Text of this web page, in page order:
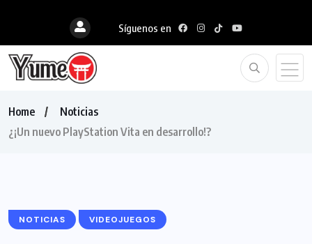
Síguenos en
Home
Noticias
¿¡Un nuevo PlayStation Vita en desarrollo!?
NOTICIAS VIDEOJUEGOS